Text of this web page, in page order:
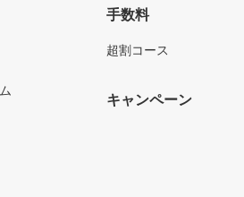
手数料
超割コース
キャンペーン